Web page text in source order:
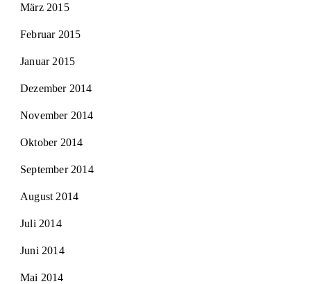
März 2015
Februar 2015
Januar 2015
Dezember 2014
November 2014
Oktober 2014
September 2014
August 2014
Juli 2014
Juni 2014
Mai 2014